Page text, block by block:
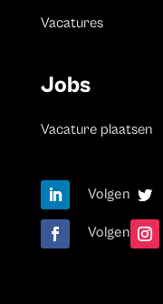
Vacatures
Jobs
Vacature plaatsen
Volgen
Volgen